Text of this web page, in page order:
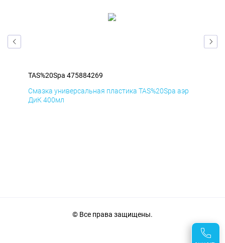
TAS%20Spa 475884269
Смазка универсальная пластика TAS%20Spa аэр
ДиК 400мл
© Все права защищены.